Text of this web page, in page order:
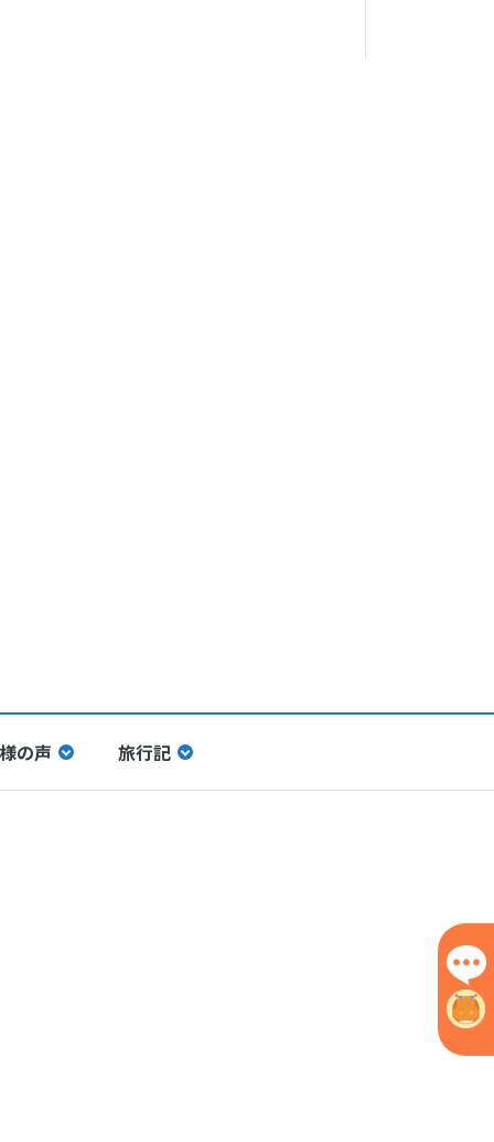
の声 旅行記